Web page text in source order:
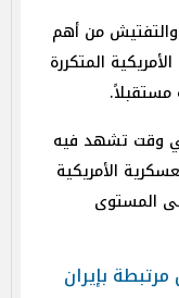
والتفتيش من أهم
المتكررة
مستقبلاً.
وقت تشهد فيه
الأمريكية
المستوى